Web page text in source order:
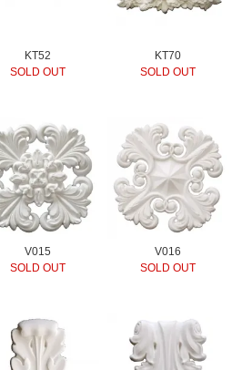
KT52
SOLD OUT
KT70
SOLD OUT
V015
SOLD OUT
V016
SOLD OUT